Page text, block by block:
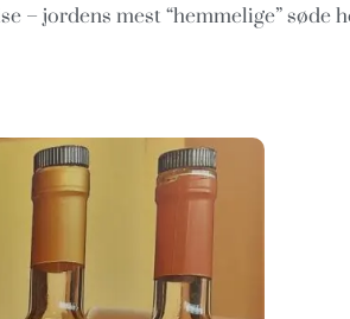
– jordens mest “hemmelige” søde